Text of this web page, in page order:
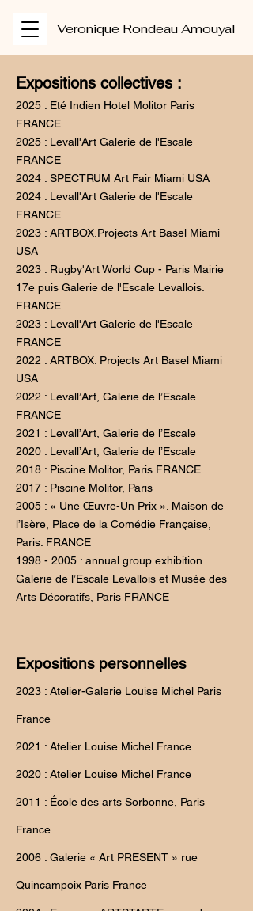
Veronique RondeauAmouyal
Expositions collectives :
2025 : Eté Indien Hotel Molitor Paris
FRANCE
2025 : Levall'Art Galerie de l'Escale
FRANCE
2024 : SPECTRUM Art Fair Miami USA
2024 : Levall'Art Galerie de l'Escale
FRANCE
2023 : ARTBOX.Projects Art Basel Miami
USA
2023 : Rugby'Art World Cup - Paris Mairie
17e puis Galerie de l'Escale Levallois.
FRANCE
2023 : Levall'Art Galerie de l'Escale
FRANCE
2022 : ARTBOX. Projects Art Basel Miami
USA
2022 : Levall’Art, Galerie de l’Escale
FRANCE
2021 : Levall’Art, Galerie de l’Escale
2020 : Levall’Art, Galerie de l’Escale
2018 : Piscine Molitor, Paris FRANCE
2017 : Piscine Molitor, Paris
2005 : « Une Œuvre-Un Prix ». Maison de
l’Isère, Place de la Comédie Française,
Paris. FRANCE
1998 - 2005 : annual group exhibition
Galerie de l’Escale Levallois et Musée des
Arts Décoratifs, Paris FRANCE
Expositions personnelles
2023 : Atelier-Galerie Louise Michel Paris
France
2021 : Atelier Louise Michel France
2020 : Atelier Louise Michel France
2011 : École des arts Sorbonne, Paris
France
2006 : Galerie « Art PRESENT » rue
Quincampoix Paris France